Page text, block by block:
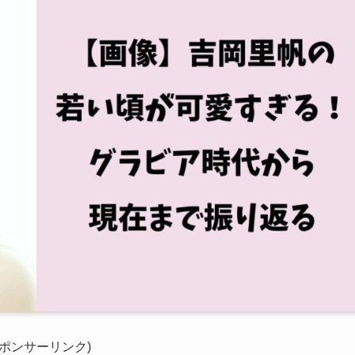
ンサーリンク)